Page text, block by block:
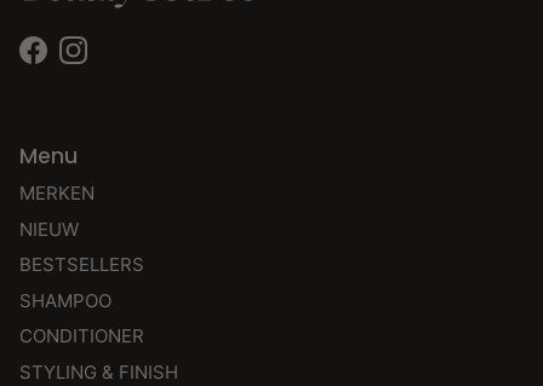
FacebookInstagram
Menu
MERKEN
NIEUW
BESTSELLERS
SHAMPOO
CONDITIONER
STYLING & FINISH